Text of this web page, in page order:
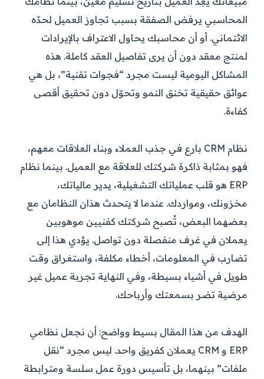
المحاسبي يرفض الصفقة بسبب تجاوز العميل لحدّه
الائتماني. أو أن محاسبك يحاول الاعتراف بالإيرادات
لمنتج معقد دون أن يرى تفاصيل العقد كاملة. هذه
المشاكل اليومية ليست مجرد “فجوات تقنية”، بل هي
عوائق حقيقية تخنق النمو وتحوّل دون تحقيق أقصى
كفاءة.
نظام CRM بارع في جذب العملاء وبناء العلاقات معهم،
فهو بمثابة ذاكرة شركتك للعلاقة مع العميل. بينما نظام
ERP هو قلب عملياتك التشغيلية، يدير مالياتك،
مخزونك، ومواردك. عندما لا يتحدث هذان النظامان مع
بعضهما البعض، تُصبح شركتك كفنيين موهوبين
يعملان في غرف منفصلة دون تواصل. يؤدي هذا إلى
تضارب في المعلومات، أخطاء مكلفة، واستغراق وقت
طويل في أشياء بسيطة، وفي النهاية تجربة عميل غير
مرضية تضر بسمعتك وأرباحك.
الهدف من هذا المقال بسيط وواضح: أن نجعل نظامي
ERP و CRM يعملان كفريق واحد. ليس مجرد “نقل
ملفات” بينهما، بل تأسيس دورة عمل سلسة ومترابطة